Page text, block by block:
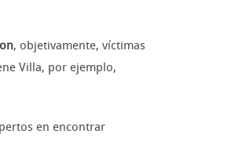
, objetivamente, víctimas
Villa, por ejemplo,
en encontrar